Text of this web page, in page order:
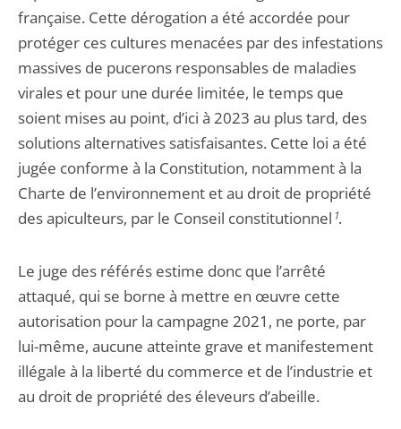
française. Cette dérogation a été accordée pour
protéger ces cultures menacées par des infestations
massives de pucerons responsables de maladies
virales et pour une durée limitée, le temps que
soient mises au point, d’ici à 2023 au plus tard, des
solutions alternatives satisfaisantes. Cette loi a été
jugée conforme à la Constitution, notamment à la
Charte de l’environnement et au droit de propriété
des apiculteurs, par le Conseil constitutionnel 1.
Le juge des référés estime donc que l’arrêté
attaqué, qui se borne à mettre en œuvre cette
autorisation pour la campagne 2021, ne porte, par
lui-même, aucune atteinte grave et manifestement
illégale à la liberté du commerce et de l’industrie et
au droit de propriété des éleveurs d’abeille.